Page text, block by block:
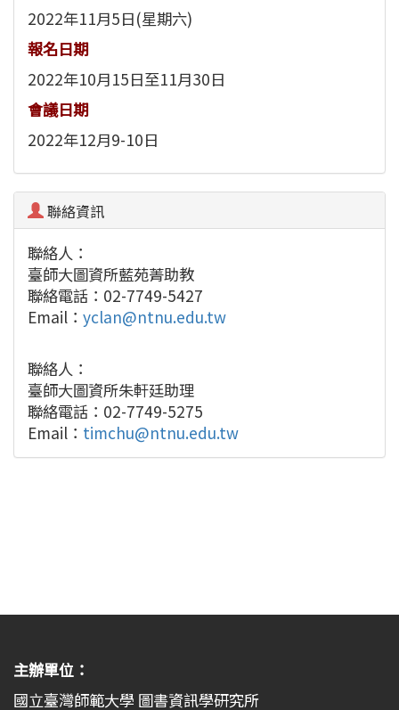
2022年11月5日(星期六)
報名日期
2022年10月15日至11月30日
會議日期
2022年12月9-10日
聯絡資訊
聯絡人：
臺師大圖資所藍苑菁助教
聯絡電話：02-7749-5427
Email： yclan@ntnu.edu.tw
聯絡人：
臺師大圖資所朱軒廷助理
聯絡電話：02-7749-5275
Email： timchu@ntnu.edu.tw
主辦單位：
國立臺灣師範大學 圖書資訊學研究所